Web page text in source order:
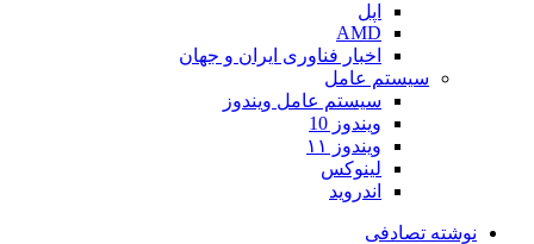
اپل
AMD
اخبار فناوری ایران و جهان
سیستم عامل
سیستم عامل ویندوز
ویندوز 10
ویندوز ۱۱
لینوکس
اندروید
نوشته تصادفی